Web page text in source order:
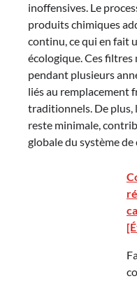
inoffensives. Le
produits chimiques
continu, ce qui en fait
écologique. Ces
pendant plusieurs
liés au remplacement
traditionnels. De
reste minimale,
globale du système